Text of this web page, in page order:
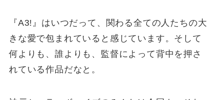
『A3!』はいつだって、関わる全ての人たちの大
きな愛で包まれていると感じています。そして
何よりも、誰よりも、監督によって背中を押さ
れている作品だなと。